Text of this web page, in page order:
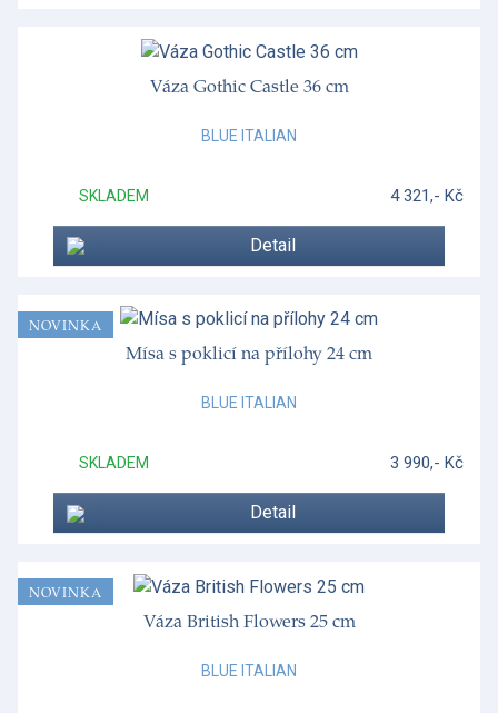
Váza Gothic Castle 36 cm
BLUE ITALIAN
SKLADEM 4 321,- Kč
Detail
Mísa s poklicí na přílohy 24 cm
BLUE ITALIAN
SKLADEM 3 990,- Kč
Detail
NOVINKA
Váza British Flowers 25 cm
BLUE ITALIAN
NOVINKA